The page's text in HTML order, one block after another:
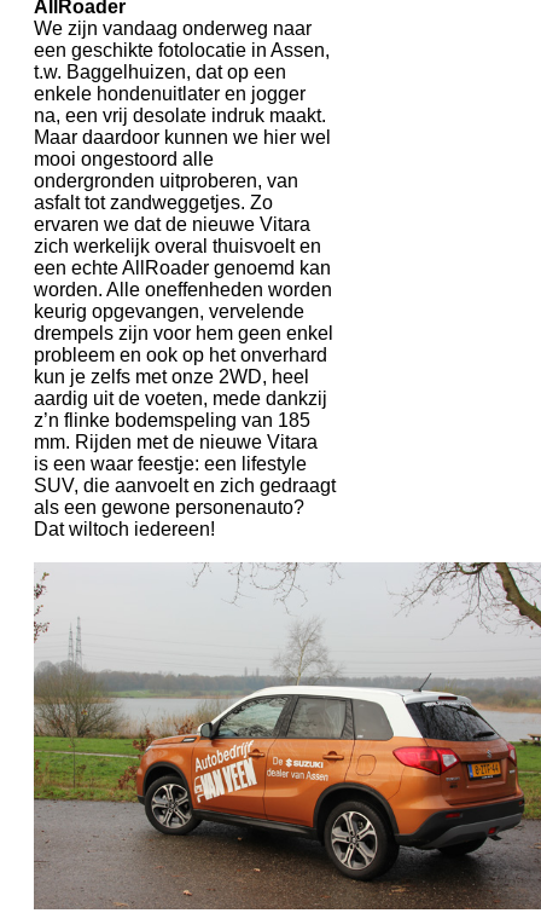
AllRoader
We zijn vandaag onderweg naar
een geschikte fotolocatie in Assen,
t.w. Baggelhuizen, dat op een
enkele hondenuitlater en jogger
na, een vrij desolate indruk maakt.
Maar daardoor kunnen we hier wel
mooi ongestoord alle
ondergronden uitproberen, van
asfalt tot zandweggetjes. Zo
ervaren we dat de nieuwe Vitara
zich werkelijk overal thuisvoelt en
een echte AllRoader genoemd kan
worden. Alle oneffenheden worden
keurig opgevangen, vervelende
drempels zijn voor hem geen enkel
probleem en ook op het onverhard
kun je zelfs met onze 2WD, heel
aardig uit de voeten, mede dankzij
z’n flinke bodemspeling van 185
mm. Rijden met de nieuwe Vitara
is een waar feestje: een lifestyle
SUV, die aanvoelt en zich gedraagt
als een gewone personenauto?
Dat wiltoch iedereen!